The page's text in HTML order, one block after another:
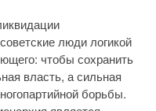
люди логикой
чтобы сохранить
власть, а сильная
борьбы.